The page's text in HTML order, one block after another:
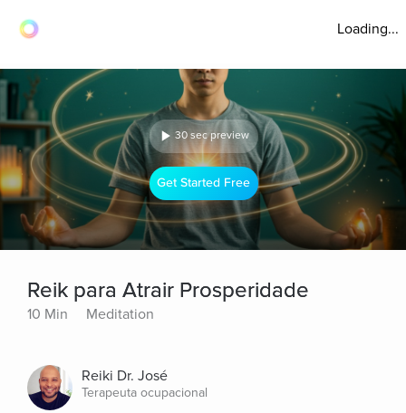
Loading...
30 sec preview
Get Started Free
Reik para Atrair Prosperidade
10 Min Meditation
Reiki Dr. José
Terapeuta ocupacional